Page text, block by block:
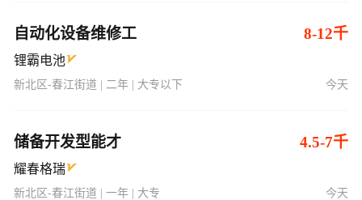
自动化设备维修工 8-12千
锂霸电池
新北区-春江街道 | 二年 | 大专以下 今天
储备开发型能才 4.5-7千
耀春格瑞
新北区-春江街道 | 一年 | 大专 今天